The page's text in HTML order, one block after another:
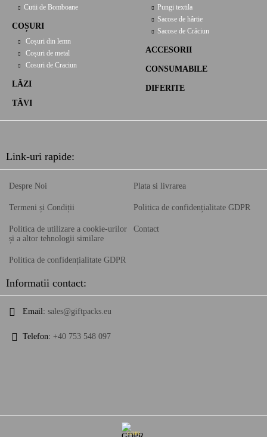
Cutii de Bomboane
COȘURI
Coșuri din lemn
Coșuri de metal
Cosuri de Craciun
LĂZI
TĂVI
Pungi textila
Sacose de hârtie
Sacose de Crăciun
ACCESORII
CONSUMABILE
DIFERITE
Link-uri rapide:
Despre Noi
Termeni și Condiții
Politica de utilizare a cookie-urilor
și a altor tehnologii similare
Politica de confidențialitate GDPR
Plata si livrarea
Politica de confidențialitate GDPR
Contact
Informatii contact:
Email: sales@giftpacks.eu
Telefon: +40 753 548 097
GDPR